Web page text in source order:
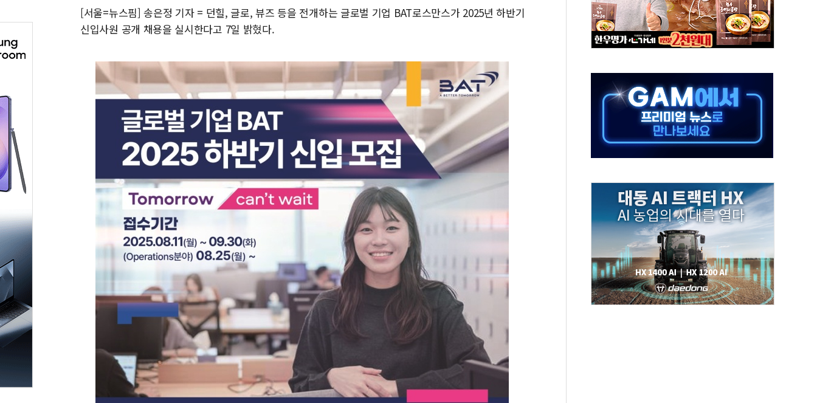
인제 용대리 계곡서 수위 상승으로 피서객 7명 고립…전원 구조
동해시, 11~14일 '별똥별 멍' 운영…페르세우스 유성우 관측
강원 중·남부 동해안 시간당 50mm 이상 폭우…호우경보 발효
청양 밭에서 일하던 90대 숨져…온열질환 여부 조사
폭염에 車 운전면허 기능시험 오전 집중 편성…체감온도 38도 넘으면 중단
[서울=뉴스핌] 송은정 기자 = 던힐, 글로, 뷰즈 등을 전개하는 글로벌 기업 BAT로스만스가 2025년 하반기
신입사원 공개 채용을 실시한다고 7일 밝혔다.